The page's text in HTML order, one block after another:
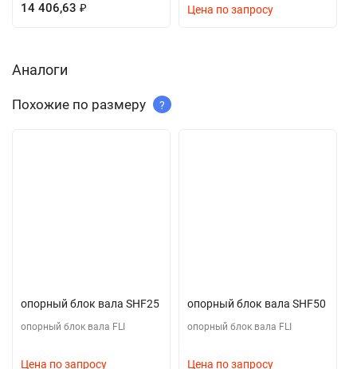
14 406,63 ₽ Цена по запросу
Аналоги
Похожие по размеру ?
опорный блок вала SHF25
опорный блок вала FLI
Цена по запросу
опорный блок вала SHF50
опорный блок вала FLI
Цена по запросу